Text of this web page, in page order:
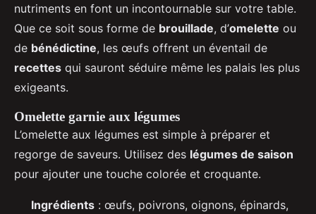
nutriments en font un incontournable sur votre table.
Que ce soit sous forme de brouillade, d’omelette ou
de bénédictine, les œufs offrent un éventail de
recettes qui sauront séduire même les palais les plus
exigeants.
Omelette garnie aux légumes
L’omelette aux légumes est simple à préparer et
regorge de saveurs. Utilisez des légumes de saison
pour ajouter une touche colorée et croquante.
Ingrédients : œufs, poivrons, oignons, épinards,